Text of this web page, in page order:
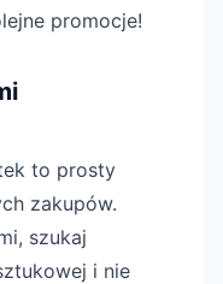
promocje!
to prosty
zakupów.
szukaj
i nie